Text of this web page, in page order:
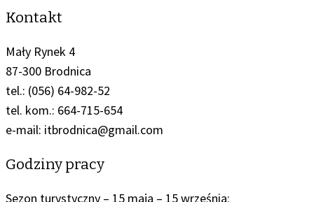
Kontakt
Mały Rynek 4
87-300 Brodnica
tel.: (056) 64-982-52
tel. kom.: 664-715-654
e-mail: itbrodnica@gmail.com
Godziny pracy
Sezon turystyczny – 15 maja – 15 września: